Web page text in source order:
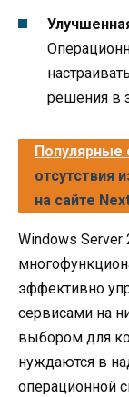
решения в
Популярные
отсутствия
на сайте
Windows Server
эффективно
сервисами на
выбором для
нуждаются в
операционной